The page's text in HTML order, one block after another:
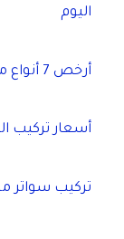
اليوم
أرخص 7 أنواع مظلات وسواتر بالرياض مع ضمان الجودة
أسعار تركيب
تركيب سواتر